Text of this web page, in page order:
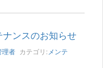
ンスのお知らせ
理者 カテゴリ: メンテ